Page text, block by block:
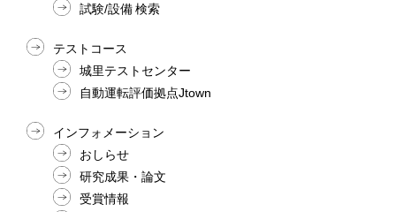
試験/設備 検索
テストコース
城里テストセンター
自動運転評価拠点Jtown
インフォメーション
おしらせ
研究成果・論文
受賞情報